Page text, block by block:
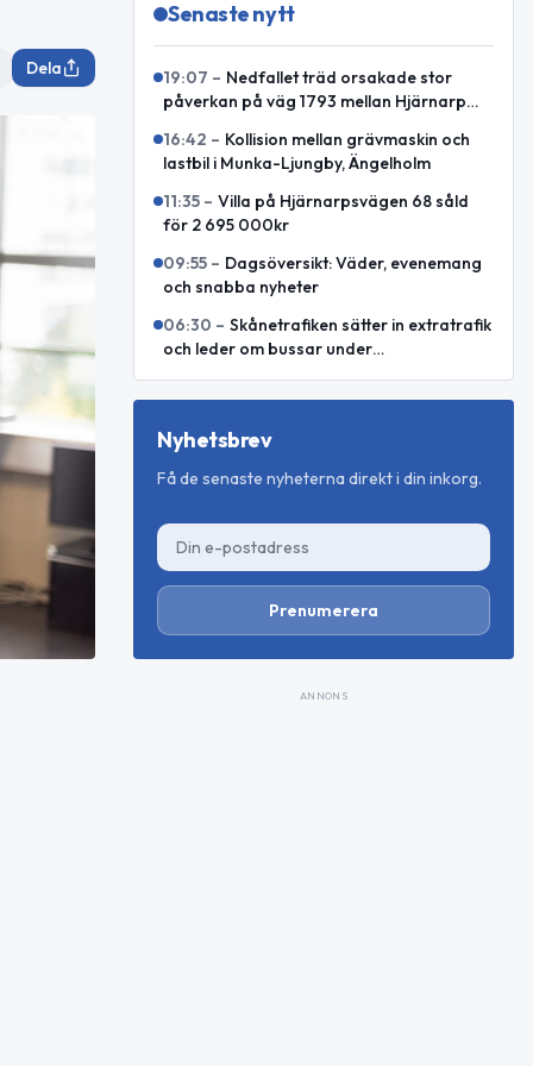
Dela
Senaste nytt
19:07 – Nedfallet träd orsakade stor
påverkan på väg 1793 mellan Hjärnarp
16:42 – Kollision mellan grävmaskin och
lastbil i Munka-Ljungby, Ängelholm
11:35 – Villa på Hjärnarpsvägen 68 såld
för 2 695 000kr
09:55 – Dagsöversikt: Väder, evenemang
och snabba nyheter
06:30 – Skånetrafiken sätter in extratrafik
och leder om bussar under
Nyhetsbrev
Få de senaste nyheterna direkt i din inkorg.
Prenumerera
ANNONS